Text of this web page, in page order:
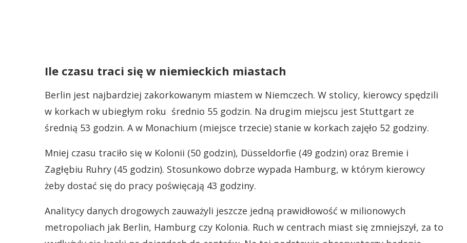
Ile czasu traci się w niemieckich miastach
Berlin jest najbardziej zakorkowanym miastem w Niemczech. W stolicy, kierowcy spędzili
w korkach w ubiegłym roku średnio 55 godzin. Na drugim miejscu jest Stuttgart ze
średnią 53 godzin. A w Monachium (miejsce trzecie) stanie w korkach zajęło 52 godziny.
Mniej czasu traciło się w Kolonii (50 godzin), Düsseldorfie (49 godzin) oraz Bremie i
Zagłębiu Ruhry (45 godzin). Stosunkowo dobrze wypada Hamburg, w którym kierowcy
żeby dostać się do pracy poświęcają 43 godziny.
Analitycy danych drogowych zauważyli jeszcze jedną prawidłowość w milionowych
metropoliach jak Berlin, Hamburg czy Kolonia. Ruch w centrach miast się zmniejszył, za to